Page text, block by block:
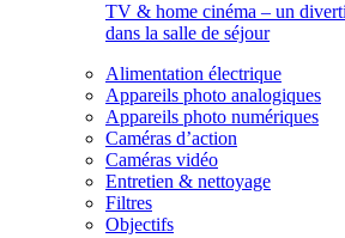
TV & home cinéma – un
dans la salle de séjour
Alimentation électrique
Appareils photo analogiques
Appareils photo numériques
Caméras d’action
Caméras vidéo
Entretien & nettoyage
Filtres
Objectifs